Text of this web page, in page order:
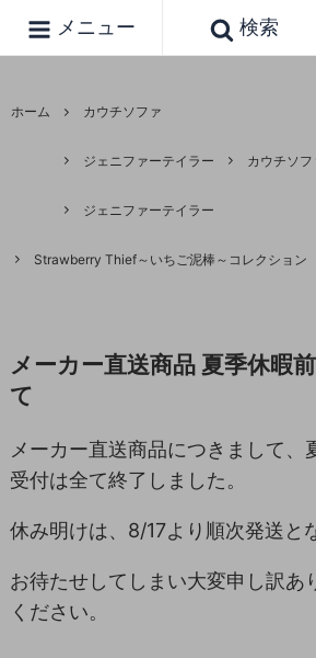
メニュー 検索
ホーム カウチソファ
ジェニファーテイラー カウチソフ
ジェニファーテイラー
Strawberry Thief～いちご泥棒～コレクション
メーカー直送商品 夏季休暇
て
メーカー直送商品につきまして、
受付は全て終了しました。
休み明けは、8/17より順次発送と
お待たせしてしまい大変申し訳あ
ください。